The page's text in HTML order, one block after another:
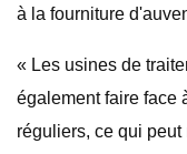
à la fourniture
« Les usines de
également faire face
réguliers, ce qui